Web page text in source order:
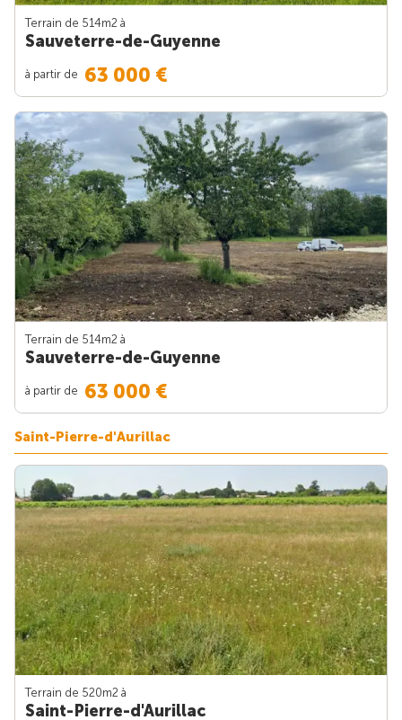
Terrain de 514m2 à
Sauveterre-de-Guyenne
à partir de 63 000 €
Terrain de 514m2 à
Sauveterre-de-Guyenne
à partir de 63 000 €
Saint-Pierre-d'Aurillac
Terrain de 520m2 à
Saint-Pierre-d'Aurillac